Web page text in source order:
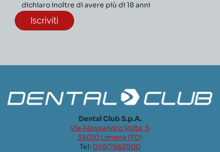
dichiaro inoltre di avere più di 18 anni
Dental Club S.p.A.
Via Alessandro Volta, 5
35010 Limena (PD)
Tel: 049/7662800